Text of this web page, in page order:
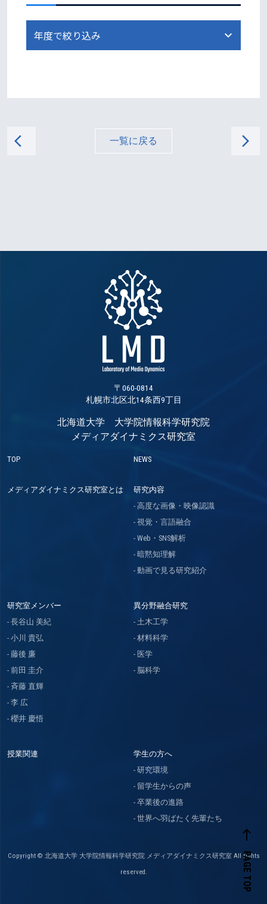
west
PAGE TOP
arrow_back_ios 一覧に戻る arrow_forward_ios
〒060-0814
札幌市北区北14条西9丁目
北海道大学 大学院情報科学研究院
メディアダイナミクス研究室
TOP NEWS
メディアダイナミクス研究室とは
研究内容
高度な画像・映像認識
視覚・言語融合
Web・SNS解析
暗黙知理解
動画で見る研究紹介
研究室メンバー
長谷山 美紀
小川 貴弘
藤後 廉
前田 圭介
斉藤 直輝
李 広
櫻井 慶悟
異分野融合研究
土木工学
材料科学
医学
脳科学
授業関連
学生の方へ
研究環境
留学生からの声
卒業後の進路
世界へ羽ばたく先輩たち
Copyright © 北海道大学 大学院情報科学研究院 メディアダイナミクス研究室 All rights
reserved.